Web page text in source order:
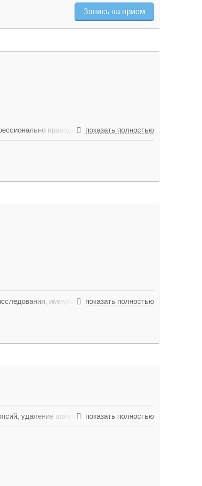
и орошение гемостатическими
верхних и нижних отделов
Запись на прием
проводит эндоскопию
членом Российской
Проходил курсы повышения
показать полностью
иммунологические ипоказать полностью
удаление полипов, экстренная
показать полностью